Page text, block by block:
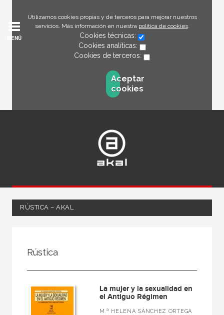
Utilizamos cookies propias y de terceros para mejorar nuestros
servicios. Más información en nuestra política de cookies.
Cookies técnicas:
Cookies analíticas:
Cookies de terceros:
Aceptar
cookies
MENÚ
RÚSTICA – AKAL
Ciencias humanas y sociales
Historia
España
Rústica
La mujer y la sexualidad en
el Antiguo Régimen
M.ª HELENA SÁNCHEZ ORTEGA